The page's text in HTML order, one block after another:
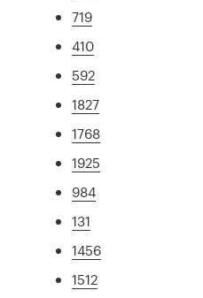
719
410
592
1827
1768
1925
984
131
1456
1512